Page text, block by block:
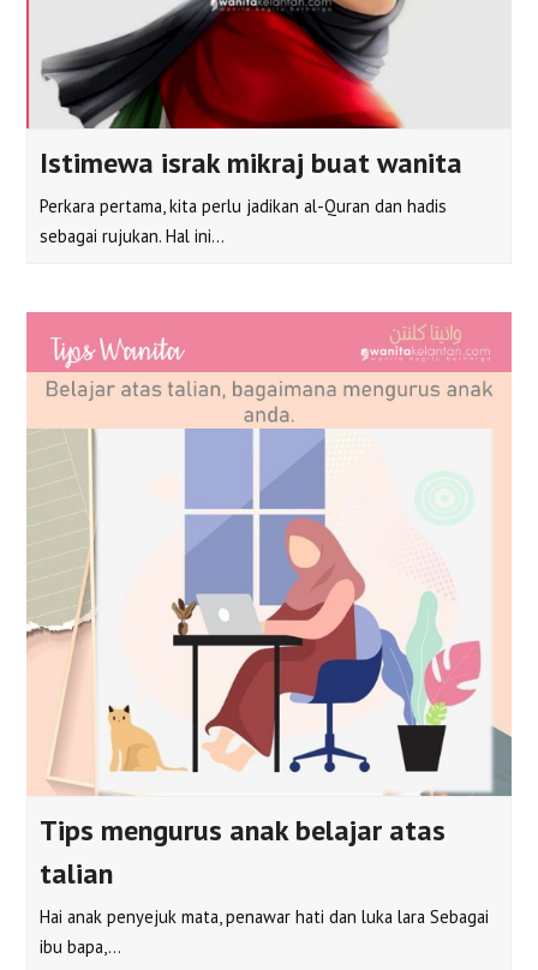
Istimewa israk mikraj buat wanita
Perkara pertama, kita perlu jadikan al-Quran dan hadis
sebagai rujukan. Hal ini…
Tips mengurus anak belajar atas
talian
Hai anak penyejuk mata, penawar hati dan luka lara Sebagai
ibu bapa,…